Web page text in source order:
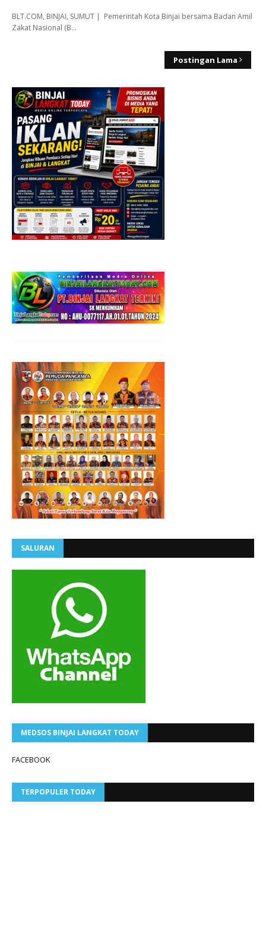
BLT.COM, BINJAI, SUMUT | Pemerintah Kota Binjai bersama Badan Amil
Zakat Nasional (B…
Postingan Lama
SALURAN
MEDSOS BINJAI LANGKAT TODAY
FACEBOOK
TERPOPULER TODAY